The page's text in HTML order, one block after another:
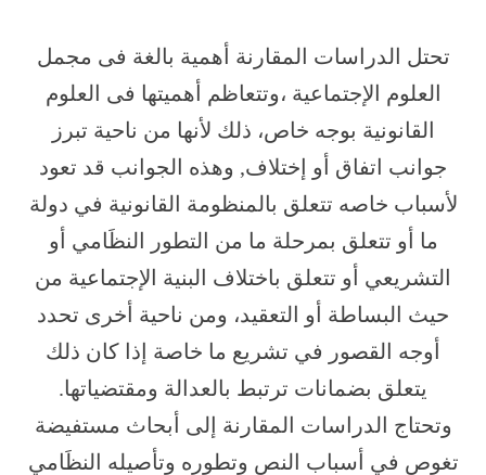
تحتل الدراسات المقارنة أهمية بالغة فى مجمل
العلوم الإجتماعية ،وتتعاظم أهميتها فى العلوم
القانونية بوجه خاص، ذلك لأنها من ناحية تبرز
جوانب اتفاق أو إختلاف, وهذه الجوانب قد تعود
لأسباب خاصه تتعلق بالمنظومة القانونية في دولة
ما أو تتعلق بمرحلة ما من التطور النظَامي أو
التشريعي أو تتعلق باختلاف البنية الإجتماعية من
حيث البساطة أو التعقيد، ومن ناحية أخرى تحدد
أوجه القصور في تشريع ما خاصة إذا كان ذلك
يتعلق بضمانات ترتبط بالعدالة ومقتضياتها.
وتحتاج الدراسات المقارنة إلى أبحاث مستفيضة
تغوص في أسباب النص وتطوره وتأصيله النظَامي